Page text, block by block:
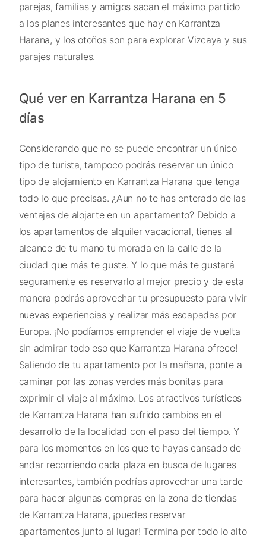
parejas, familias y amigos sacan el máximo partido
a los planes interesantes que hay en Karrantza
Harana, y los otoños son para explorar Vizcaya y sus
parajes naturales.
Qué ver en Karrantza Harana en 5
días
Considerando que no se puede encontrar un único
tipo de turista, tampoco podrás reservar un único
tipo de alojamiento en Karrantza Harana que tenga
todo lo que precisas. ¿Aun no te has enterado de las
ventajas de alojarte en un apartamento? Debido a
los apartamentos de alquiler vacacional, tienes al
alcance de tu mano tu morada en la calle de la
ciudad que más te guste. Y lo que más te gustará
seguramente es reservarlo al mejor precio y de esta
manera podrás aprovechar tu presupuesto para vivir
nuevas experiencias y realizar más escapadas por
Europa. ¡No podíamos emprender el viaje de vuelta
sin admirar todo eso que Karrantza Harana ofrece!
Saliendo de tu apartamento por la mañana, ponte a
caminar por las zonas verdes más bonitas para
exprimir el viaje al máximo. Los atractivos turísticos
de Karrantza Harana han sufrido cambios en el
desarrollo de la localidad con el paso del tiempo. Y
para los momentos en los que te hayas cansado de
andar recorriendo cada plaza en busca de lugares
interesantes, también podrías aprovechar una tarde
para hacer algunas compras en la zona de tiendas
de Karrantza Harana, ¡puedes reservar
apartamentos junto al lugar! Termina por todo lo alto